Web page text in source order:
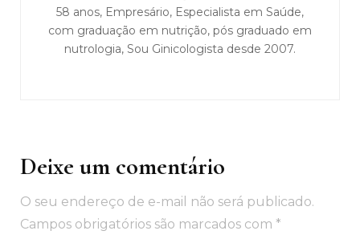
58 anos, Empresário, Especialista em Saúde,
com graduação em nutrição, pós graduado em
nutrologia, Sou Ginicologista desde 2007.
Deixe um comentário
O seu endereço de e-mail não será publicado.
Campos obrigatórios são marcados com *